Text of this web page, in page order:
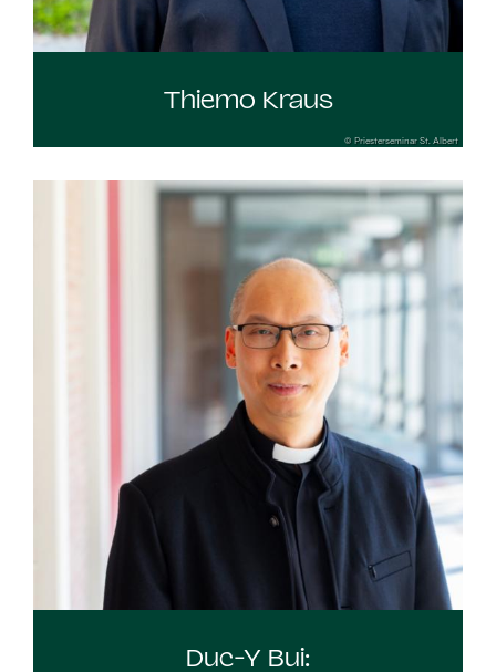
Thiemo Kraus
© Priesterseminar St. Albert
Duc-Y Bui: